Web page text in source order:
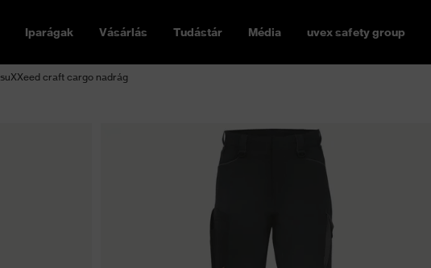
Iparágak Vásárlás Tudástár Média uvex safety group
suXXeed craft cargo nadrág